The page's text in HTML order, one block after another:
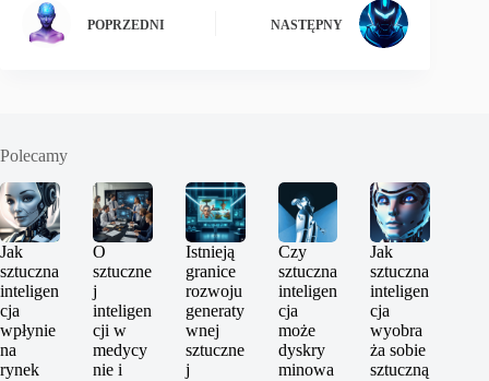
POPRZEDNI NASTĘPNY
Polecamy
Jak
sztuczna
inteligen
cja
wpłynie
na
rynek
O
sztuczne
j
inteligen
cji w
medycy
nie i
Istnieją
granice
rozwoju
generaty
wnej
sztuczne
j
Czy
sztuczna
inteligen
cja
może
dyskry
minowa
Jak
sztuczna
inteligen
cja
wyobra
ża sobie
sztuczną